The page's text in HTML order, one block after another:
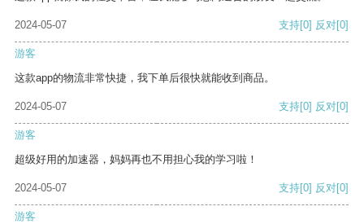
2024-05-07 支持[0] 反对[0]
游客
这款app的物流非常快捷，我下单后很快就能收到商品。
2024-05-07 支持[0] 反对[0]
游客
超级好用的加速器，妈妈再也不用担心我的学习啦！
2024-05-07 支持[0] 反对[0]
游客